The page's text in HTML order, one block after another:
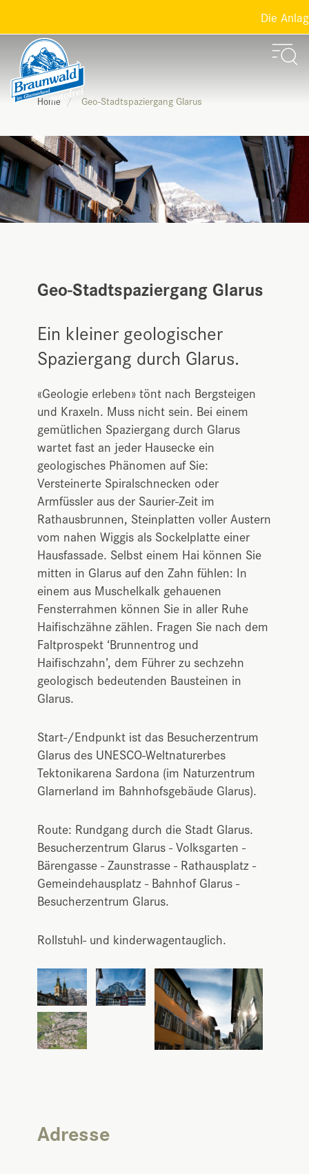
Die
Home Geo-Stadtspaziergang Glarus
Geo-Stadtspaziergang Glarus
Ein kleiner geologischer
Spaziergang durch Glarus.
«Geologie erleben» tönt nach Bergsteigen
und Kraxeln. Muss nicht sein. Bei einem
gemütlichen Spaziergang durch Glarus
wartet fast an jeder Hausecke ein
geologisches Phänomen auf Sie:
Versteinerte Spiralschnecken oder
Armfüssler aus der Saurier-Zeit im
Rathausbrunnen, Steinplatten voller Austern
vom nahen Wiggis als Sockelplatte einer
Hausfassade. Selbst einem Hai können Sie
mitten in Glarus auf den Zahn fühlen: In
einem aus Muschelkalk gehauenen
Fensterrahmen können Sie in aller Ruhe
Haifischzähne zählen. Fragen Sie nach dem
Faltprospekt ‘Brunnentrog und
Haifischzahn’, dem Führer zu sechzehn
geologisch bedeutenden Bausteinen in
Glarus.
Start-/Endpunkt ist das Besucherzentrum
Glarus des UNESCO-Weltnaturerbes
Tektonikarena Sardona (im Naturzentrum
Glarnerland im Bahnhofsgebäude Glarus).
Route: Rundgang durch die Stadt Glarus.
Besucherzentrum Glarus - Volksgarten -
Bärengasse - Zaunstrasse - Rathausplatz -
Gemeindehausplatz - Bahnhof Glarus -
Besucherzentrum Glarus.
Rollstuhl- und kinderwagentauglich.
Adresse